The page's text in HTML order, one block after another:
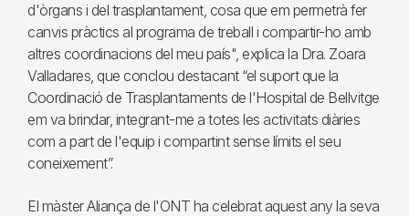
d'òrgans i del trasplantament, cosa que em permetrà fer
canvis pràctics al programa de treball i compartir-ho amb
altres coordinacions del meu país", explica la Dra. Zoara
Valladares, que conclou destacant “el suport que la
Coordinació de Trasplantaments de l'Hospital de Bellvitge
em va brindar, integrant-me a totes les activitats diàries
com a part de l'equip i compartint sense límits el seu
coneixement”.
El màster Aliança de l'ONT ha celebrat aquest any la seva